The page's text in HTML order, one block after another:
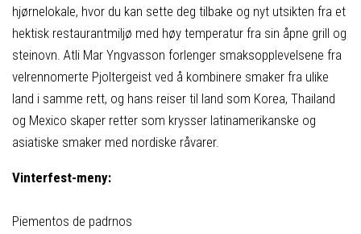
hjørnelokale, hvor du kan sette deg tilbake og nyt utsikten fra et
hektisk restaurantmiljø med høy temperatur fra sin åpne grill og
steinovn. Atli Mar Yngvasson forlenger smaksopplevelsene fra
velrennomerte Pjoltergeist ved å kombinere smaker fra ulike
land i samme rett, og hans reiser til land som Korea, Thailand
og Mexico skaper retter som krysser latinamerikanske og
asiatiske smaker med nordiske råvarer.
Vinterfest-meny:
Piementos de padrnos